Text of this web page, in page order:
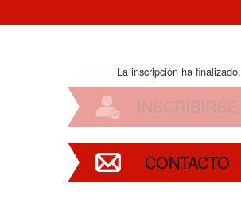
La inscripción ha finalizado.
INSCRIBIRSE
CONTACTO